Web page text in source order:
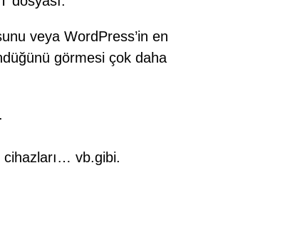
veya WordPress’in en
görmesi çok daha
cihazları… vb.gibi.